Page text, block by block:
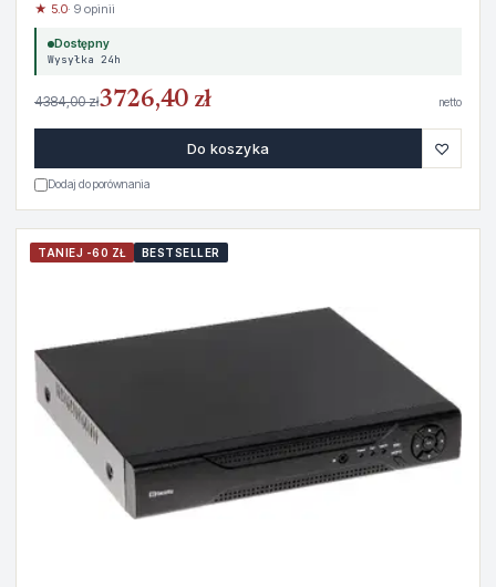
★ 5.0· 9 opinii
Dostępny
Wysyłka 24h
4384,00 zł3726,40 zł netto
Do koszyka ♡
Dodaj do porównania
TANIEJ -60 ZŁ BESTSELLER